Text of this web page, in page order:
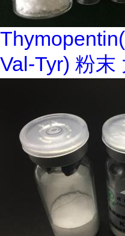
Val-Tyr) 粉末